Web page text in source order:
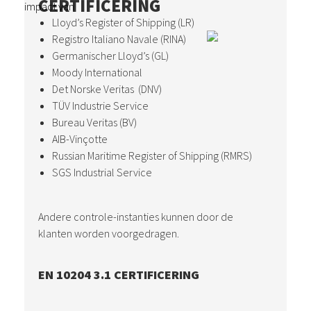
CERTIFICERING
Lloyd’s Register of Shipping (LR)
Registro Italiano Navale (RINA)
Germanischer Lloyd’s (GL)
Moody International
Det Norske Veritas (DNV)
TÜV Industrie Service
Bureau Veritas (BV)
AIB-Vinçotte
Russian Maritime Register of Shipping (RMRS)
SGS Industrial Service
Andere controle-instanties kunnen door de
klanten worden voorgedragen.
EN 10204 3.1 CERTIFICERING
impact van